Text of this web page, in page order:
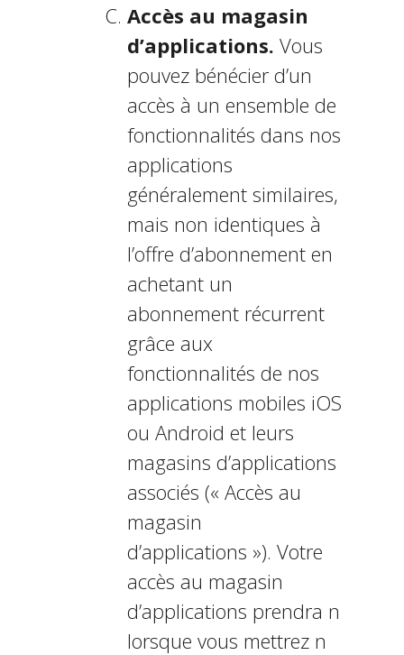
Accès au magasin
d’applications. Vous
pouvez bénéficier d’un
accès à un ensemble de
fonctionnalités dans nos
applications
généralement similaires,
mais non identiques à
l’offre d’abonnement en
achetant un
abonnement récurrent
grâce aux
fonctionnalités de nos
applications mobiles iOS
ou Android et leurs
magasins d’applications
associés (« Accès au
magasin
d’applications »). Votre
accès au magasin
d’applications prendra fin
lorsque vous mettrez fin